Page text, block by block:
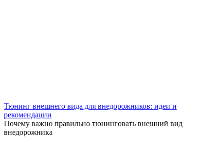
Тюнинг внешнего вида для внедорожников: идеи и
рекомендации
Почему важно правильно тюнинговать внешний вид
внедорожника